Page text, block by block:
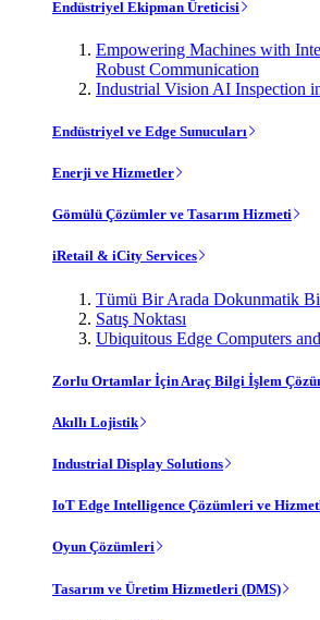
Endüstriyel Ekipman Üreticisi
Empowering Machines with
Robust Communication
Industrial Vision AI Inspection
Endüstriyel ve Edge Sunucuları
Enerji ve Hizmetler
Gömülü Çözümler ve Tasarım Hizmeti
iRetail & iCity Services
Tümü Bir Arada Dokunmatik
Satış Noktası
Ubiquitous Edge Computers
Zorlu Ortamlar İçin Araç Bilgi İşlem
Akıllı Lojistik
Industrial Display Solutions
IoT Edge Intelligence Çözümleri ve
Oyun Çözümleri
Tasarım ve Üretim Hizmetleri (DMS)